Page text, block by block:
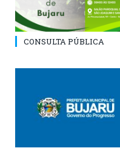
CONSULTA PÚBLICA